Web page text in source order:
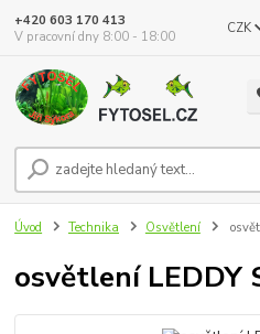
CZK
+420 603 170 413
V pracovní dny 8:00 - 18:00
Úvod Technika Osvětlení
osvětlení LEDDY